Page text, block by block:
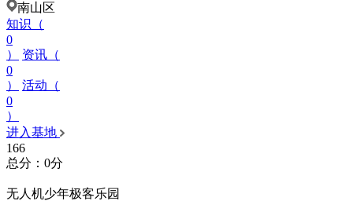
南山区
知识（
0
）
资讯（
0
）
活动（
0
）
进入基地
166
总分：0分
无人机少年极客乐园